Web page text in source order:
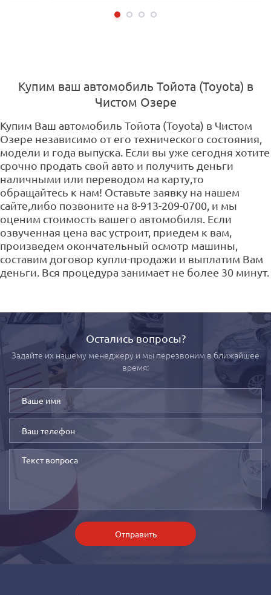
Купим ваш автомобиль Тойота (Toyota) в
Чистом Озере
Купим Ваш автомобиль Тойота (Toyota) в Чистом
Озере независимо от его технического состояния,
модели и года выпуска. Если вы уже сегодня хотите
срочно продать свой авто и получить деньги
наличными или переводом на карту,то
обращайтесь к нам! Оставьте заявку на нашем
сайте,либо позвоните на 8-913-209-0700, и мы
оценим стоимость вашего автомобиля. Если
озвученная цена вас устроит, приедем к вам,
произведем окончательный осмотр машины,
составим договор купли-продажи и выплатим Вам
деньги. Вся процедура занимает не более 30 минут.
Остались вопросы?
Задайте их нашему менеджеру и мы перезвоним в ближайшее
время:
Отправить